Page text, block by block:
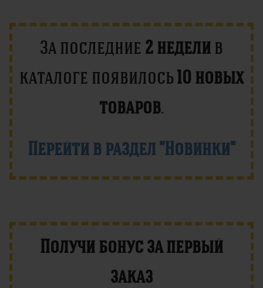
За последние 2 недели в
каталоге появилось 10 новых
товаров.
Перейти в раздел "Новинки"
Получи бонус за первый
заказ